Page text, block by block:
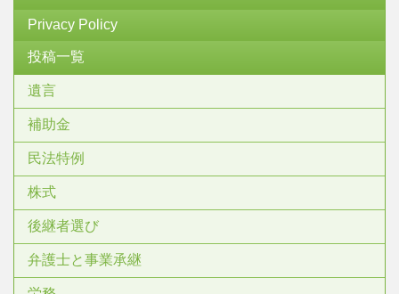
Privacy Policy
投稿一覧
遺言
補助金
民法特例
株式
後継者選び
弁護士と事業承継